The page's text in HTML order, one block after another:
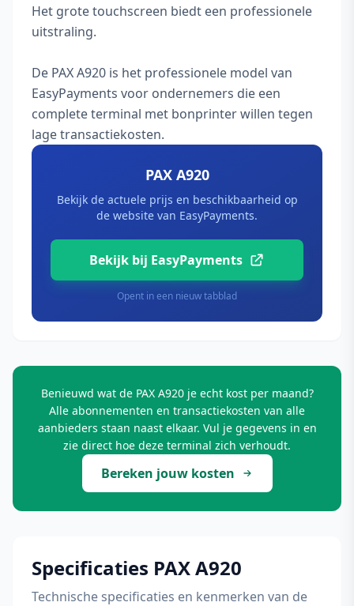
Het grote touchscreen biedt een professionele
uitstraling.
De PAX A920 is het professionele model van
EasyPayments voor ondernemers die een
complete terminal met bonprinter willen tegen
lage transactiekosten.
PAX A920
Bekijk de actuele prijs en beschikbaarheid op
de website van EasyPayments.
Bekijk bij EasyPayments
Opent in een nieuw tabblad
Benieuwd wat de PAX A920 je echt kost per maand?
Alle abonnementen en transactiekosten van alle
aanbieders staan naast elkaar. Vul je gegevens in en
zie direct hoe deze terminal zich verhoudt.
Bereken jouw kosten
Specificaties PAX A920
Technische specificaties en kenmerken van de